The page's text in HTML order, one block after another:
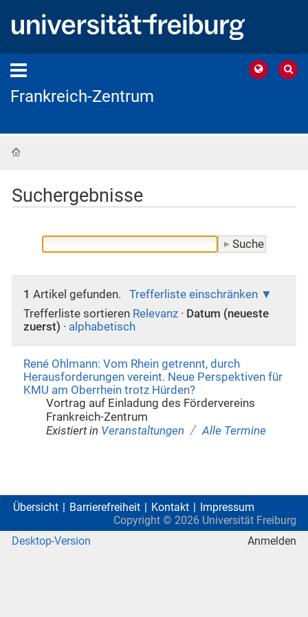
Frankreich-Zentrum
Suchergebnisse
1 Artikel gefunden.
Trefferliste einschränken
Trefferliste sortieren Relevanz · Datum (neueste
zuerst) · alphabetisch
René Ohlmann: Vom Rhein getrennt, durch
Herausforderungen vereint. Neue Perspektiven für
KMU am Oberrhein trotz Hürden?
Vortrag auf Einladung des Fördervereins
Frankreich-Zentrum
Existiert in Veranstaltungen / Alle Termine
Übersicht Barrierefreiheit Kontakt
Impressum
Copyright © 2026 Universität Freiburg
Desktop-Version
Anmelden